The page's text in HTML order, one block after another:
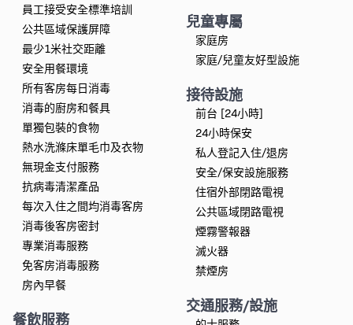
員工接受安全標準培訓
公共區域保護屏障
最少1米社交距離
安全用餐環境
所有客房每日消毒
消毒的廚房和餐具
單獨包裝的食物
熱水洗滌床單毛巾及衣物
無現金支付服務
抗病毒清潔產品
每次入住之間均消毒客房
消毒後客房密封
專業消毒服務
免客房消毒服務
房內早餐
餐飲服務
兒童專屬
家庭房
家庭/兒童友好型設施
接待設施
前台 [24小時]
24小時保安
私人登記入住/退房
安全/保安設施服務
住宿外部閉路電視
公共區域閉路電視
煙霧警報器
滅火器
禁煙房
交通服務/設施